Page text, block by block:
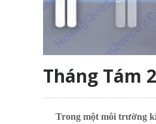
Tháng Tám
Trong một môi trường